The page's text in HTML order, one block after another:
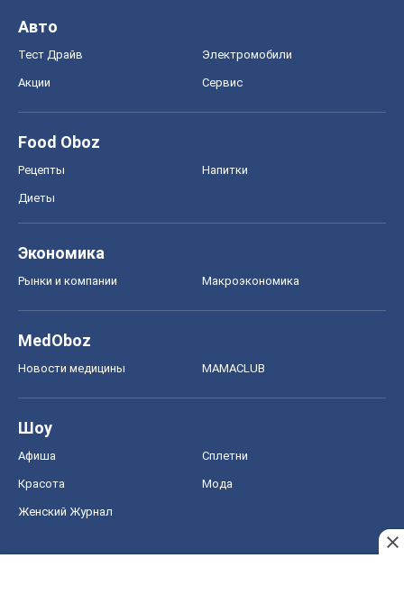
Авто
Тест Драйв Электромобили
Акции Сервис
Food Oboz
Рецепты Напитки
Диеты
Экономика
Рынки и компании Mакроэкономика
MedOboz
Новости медицины MAMACLUB
Шоу
Афиша Сплетни
Красота Мода
Женский Журнал